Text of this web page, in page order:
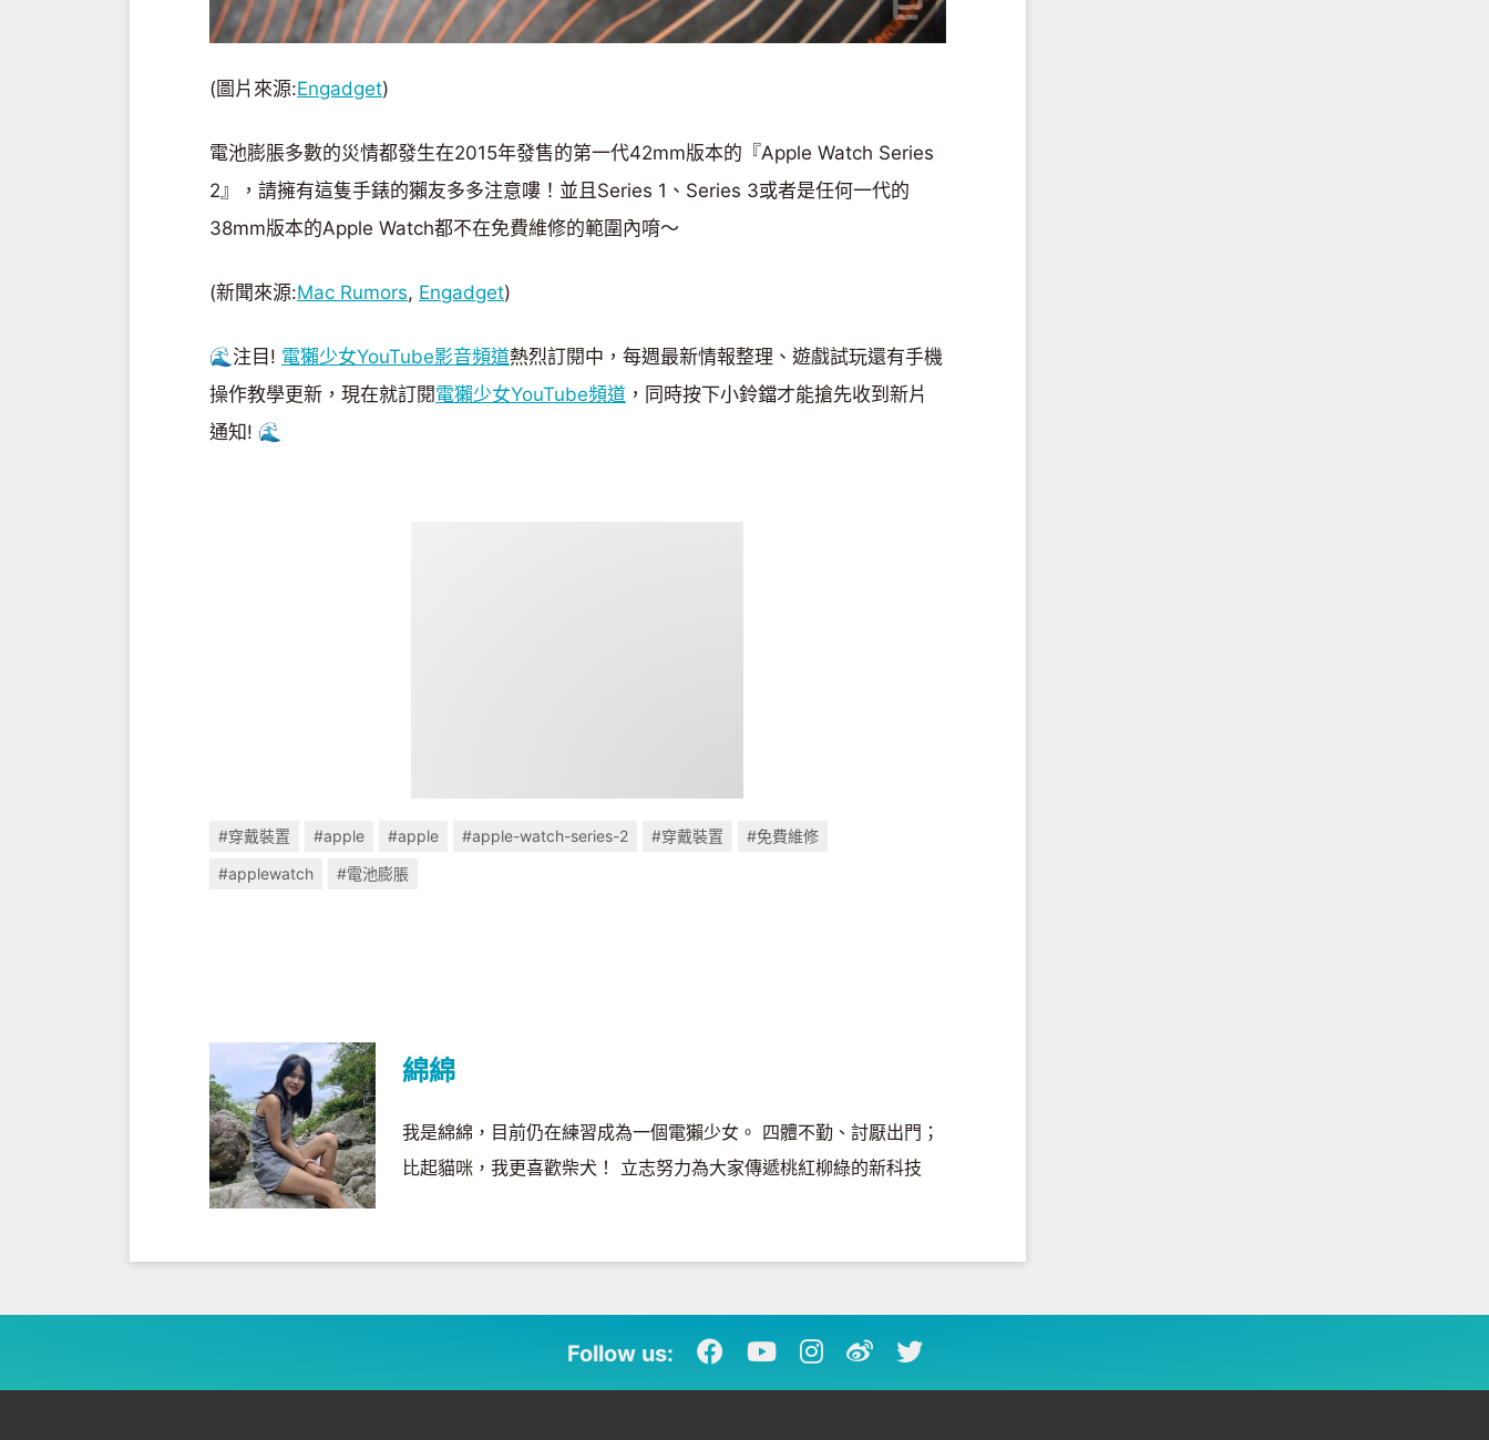
(圖片來源:Engadget)
電池膨脹多數的災情都發生在2015年發售的第一代42mm版本的『Apple Watch Series
2』，請擁有這隻手錶的獺友多多注意嘍！並且Series 1、Series 3或者是任何一代的
38mm版本的Apple Watch都不在免費維修的範圍內唷～
(新聞來源:Mac Rumors, Engadget)
🌊注目! 電獺少女YouTube影音頻道熱烈訂閱中，每週最新情報整理、遊戲試玩還有手機
操作教學更新，現在就訂閱電獺少女YouTube頻道 ，同時按下小鈴鐺才能搶先收到新片
通知! 🌊
#穿戴裝置 #apple #apple #apple-watch-series-2 #穿戴裝置
#免費維修
#applewatch
#電池膨脹
綿綿
我是綿綿，目前仍在練習成為一個電獺少女。 四體不勤、討厭出門；
比起貓咪，我更喜歡柴犬！ 立志努力為大家傳遞桃紅柳綠的新科技
Follow us: